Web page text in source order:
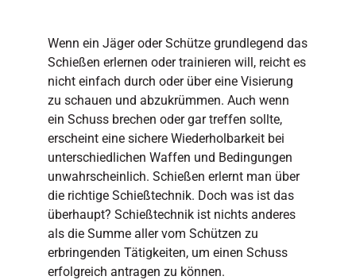
Wenn ein Jäger oder Schütze grundlegend das
Schießen erlernen oder trainieren will, reicht es
nicht einfach durch oder über eine Visierung
zu schauen und abzukrümmen. Auch wenn
ein Schuss brechen oder gar treffen sollte,
erscheint eine sichere Wiederholbarkeit bei
unterschiedlichen Waffen und Bedingungen
unwahrscheinlich. Schießen erlernt man über
die richtige Schießtechnik. Doch was ist das
überhaupt? Schießtechnik ist nichts anderes
als die Summe aller vom Schützen zu
erbringenden Tätigkeiten, um einen Schuss
erfolgreich antragen zu können.